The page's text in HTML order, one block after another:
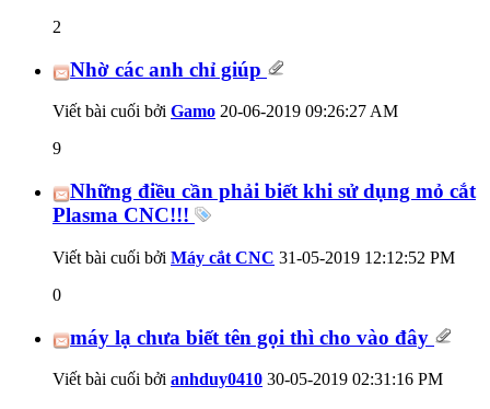
2
Nhờ các anh chỉ giúp
Viết bài cuối bởi Gamo 20-06-2019 09:26:27 AM
9
Những điều cần phải biết khi sử dụng mỏ cắt
Plasma CNC!!!
Viết bài cuối bởi Máy cắt CNC 31-05-2019 12:12:52 PM
0
máy lạ chưa biết tên gọi thì cho vào đây
Viết bài cuối bởi anhduy0410 30-05-2019 02:31:16 PM